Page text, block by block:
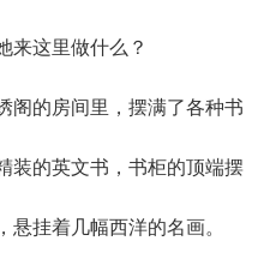
这里做什么？
的房间里，摆满了各种书
装的英文书，书柜的顶端摆
挂着几幅西洋的名画。